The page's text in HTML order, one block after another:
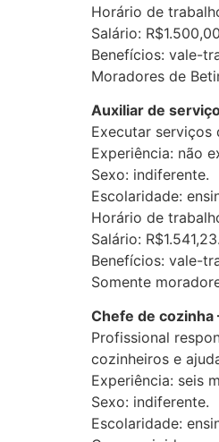
Horário de
Salário:
Benefícios: vale-
Moradores de
Auxiliar de
Executar serviços
Experiência: não
Sexo: indiferente.
Escolaridade:
Horário de
Salário: R$1.541,23.
Benefícios: vale-
Somente
Chefe de cozinha
Profissional
cozinheiros e
Experiência: seis
Sexo: indiferente.
Escolaridade: